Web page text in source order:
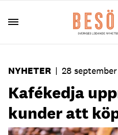
NYHETER | 28
Kafékedja
kunder att